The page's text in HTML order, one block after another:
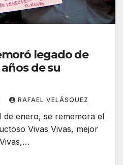
legado de
de su
RAFAEL VELÁSQUEZ
de enero, se rememora el
Vivas Vivas, mejor